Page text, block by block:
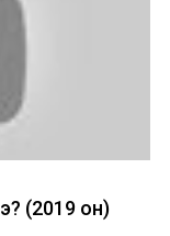
(2019 он)